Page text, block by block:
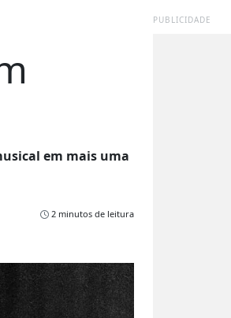
em mais uma
2 minutos de leitura
PUBLICIDADE